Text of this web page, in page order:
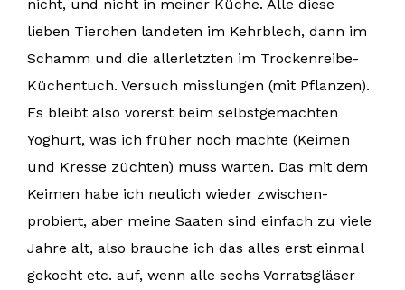
nicht, und nicht in meiner Küche. Alle diese
lieben Tierchen landeten im Kehrblech, dann im
Schamm und die allerletzten im Trockenreibe-
Küchentuch. Versuch misslungen (mit Pflanzen).
Es bleibt also vorerst beim selbstgemachten
Yoghurt, was ich früher noch machte (Keimen
und Kresse züchten) muss warten. Das mit dem
Keimen habe ich neulich wieder zwischen-
probiert, aber meine Saaten sind einfach zu viele
Jahre alt, also brauche ich das alles erst einmal
gekocht etc. auf, wenn alle sechs Vorratsgläser